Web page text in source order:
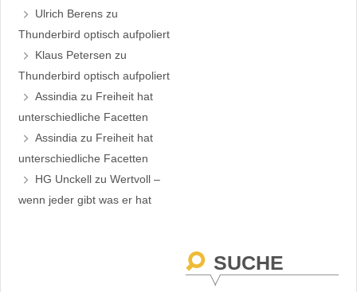
Ulrich Berens zu
Thunderbird optisch aufpoliert
Klaus Petersen zu
Thunderbird optisch aufpoliert
Assindia zu Freiheit hat
unterschiedliche Facetten
Assindia zu Freiheit hat
unterschiedliche Facetten
HG Unckell zuWertvoll –
wenn jeder gibt was er hat
SUCHE